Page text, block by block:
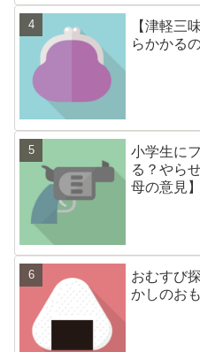
【津軽三
らかかる
小学生に
る？やら
母の意見】
おむすび
かしのお